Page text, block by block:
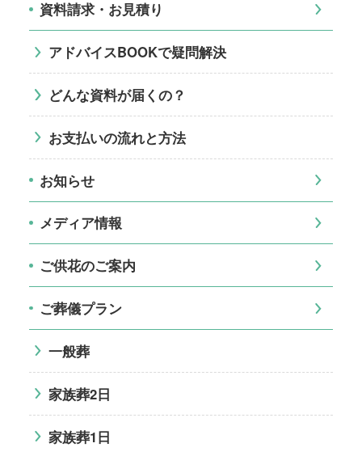
資料請求・お見積り
アドバイスBOOKで疑問解決
どんな資料が届くの？
お支払いの流れと方法
お知らせ
メディア情報
ご供花のご案内
ご葬儀プラン
一般葬
家族葬2日
家族葬1日